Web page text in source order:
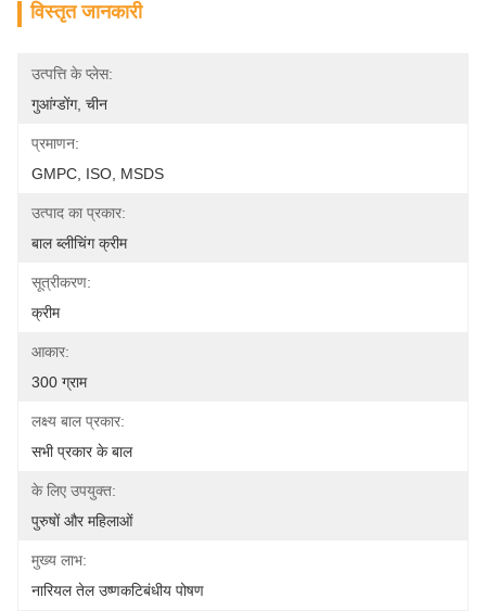
विस्तृत जानकारी
उत्पत्ति के प्लेस:
गुआंग्डोंग, चीन
प्रमाणन:
GMPC, ISO, MSDS
उत्पाद का प्रकार:
बाल ब्लीचिंग क्रीम
सूत्रीकरण:
क्रीम
आकार:
300 ग्राम
लक्ष्य बाल प्रकार:
सभी प्रकार के बाल
के लिए उपयुक्त:
पुरुषों और महिलाओं
मुख्य लाभ:
नारियल तेल उष्णकटिबंधीय पोषण